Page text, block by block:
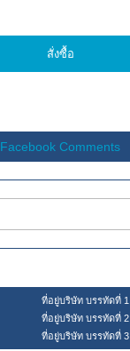
Facebook Comments
ที่อยู่บริษัท บรรทัดที่ 1
ที่อยู่บริษัท บรรทัดที่ 2
ที่อยู่บริษัท บรรทัดที่ 3